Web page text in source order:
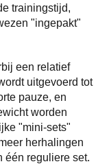
trainingstijd,
"ingepakt"
een relatief
uitgevoerd tot
pauze, en
worden
"mini-sets"
herhalingen
één reguliere set.